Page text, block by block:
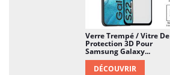
Verre Trempé / Vitre De
Protection 3D Pour
Samsung Galaxy...
DÉCOUVRIR